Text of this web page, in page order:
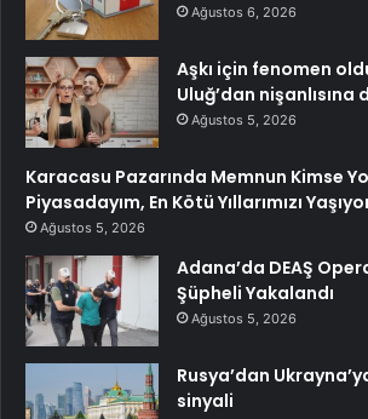
Ağustos 6, 2026
Aşkı için fenomen
Uluğ’dan nişanlısına
Ağustos 5, 2026
Karacasu Pazarında Memnun Kimse
Piyasadayım, En Kötü Yıllarımızı
Ağustos 5, 2026
Adana’da DEAŞ
Şüpheli Yakalandı
Ağustos 5, 2026
Rusya’dan
sinyali